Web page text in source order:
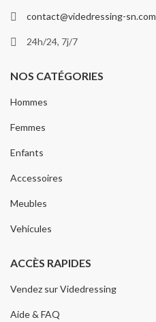
contact@videdressing-sn.com
24h/24, 7j/7
NOS CATÉGORIES
Hommes
Femmes
Enfants
Accessoires
Meubles
Vehicules
ACCÈS RAPIDES
Vendez sur Videdressing
Aide & FAQ